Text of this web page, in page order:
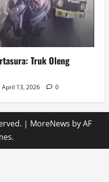
Truk Oleng
April 13, 2026 0
| MoreNews by AF